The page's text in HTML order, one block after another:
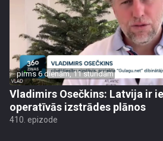
pirms 6 dienām, 11 stundām
Vladimirs Osečkins: Latvija ir
operatīvās izstrādes plānos
410. epizode